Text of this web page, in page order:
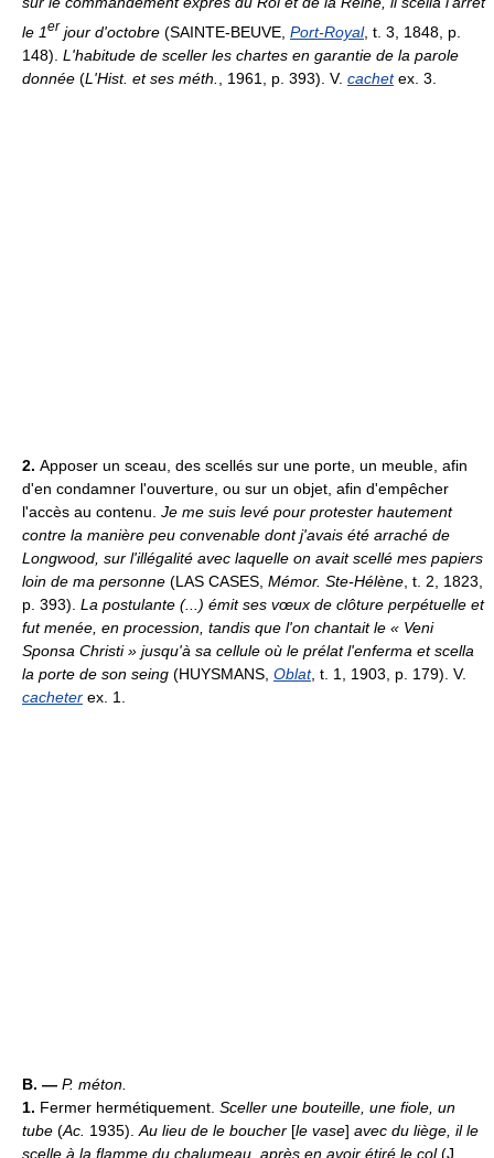
le 1er jour d'octobre (SAINTE-BEUVE, Port-Royal, t. 3, 1848, p.
148). L'habitude de sceller les chartes en garantie de la parole
donnée (L'Hist. et ses méth. , 1961, p. 393). V. cachetex. 3.
2. Apposer un sceau, des scellés sur une porte, un meuble, afin
d'en condamner l'ouverture, ou sur un objet, afin d'empêcher
l'accès au contenu. Je me suis levé pour protester hautement
contre la manière peu convenable dont j'avais été arraché de
Longwood, sur l'illégalité avec laquelle on avait scellé mes papiers
loin de ma personne (LAS CASES, Mémor. Ste-Hélène , t. 2, 1823,
p. 393). La postulante (...) émit ses vœux de clôture perpétuelle et
fut menée, en procession, tandis que l'on chantait le « Veni
Sponsa Christi » jusqu'à sa cellule où le prélat l'enferma et scella
la porte de son seing (HUYSMANS, Oblat, t. 1, 1903, p. 179). V.
cacheter ex. 1.
B. — P. méton.
1. Fermer hermétiquement. Sceller une bouteille, une fiole, un
tube (Ac. 1935). Au lieu de le boucher [le vase] avec du liège, il le
scelle à la flamme du chalumeau, après en avoir étiré le col(J.